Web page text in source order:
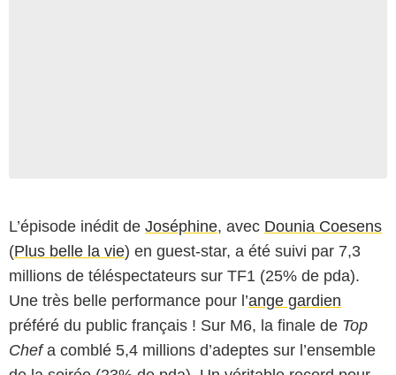
L’épisode inédit de Joséphine, avec Dounia Coesens
(Plus belle la vie) en guest-star, a été suivi par 7,3
millions de téléspectateurs sur TF1 (25% de pda).
Une très belle performance pour l’ange gardien
préféré du public français ! Sur M6, la finale de Top
Chefa comblé 5,4 millions d’adeptes sur l’ensemble